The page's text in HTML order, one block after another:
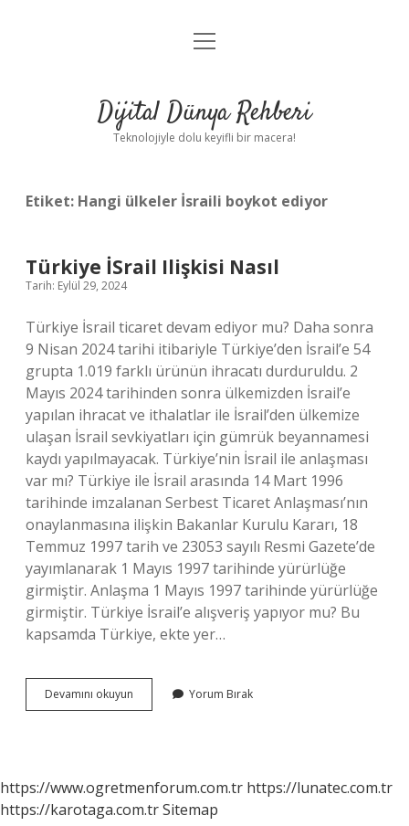
Anasayfa
Yasal Uyarı
menüyü
Dijital Dünya Rehberi
Teknolojiyle dolu keyifli bir macera!
Etiket: Hangi ülkeler İsraili boykot ediyor
Türkiye İSrail Ilişkisi Nasıl
Tarih: Eylül 29, 2024
Türkiye İsrail ticaret devam ediyor mu? Daha sonra
9 Nisan 2024 tarihi itibariyle Türkiye’den İsrail’e 54
grupta 1.019 farklı ürünün ihracatı durduruldu. 2
Mayıs 2024 tarihinden sonra ülkemizden İsrail’e
yapılan ihracat ve ithalatlar ile İsrail’den ülkemize
ulaşan İsrail sevkiyatları için gümrük beyannamesi
kaydı yapılmayacak. Türkiye’nin İsrail ile anlaşması
var mı? Türkiye ile İsrail arasında 14 Mart 1996
tarihinde imzalanan Serbest Ticaret Anlaşması’nın
onaylanmasına ilişkin Bakanlar Kurulu Kararı, 18
Temmuz 1997 tarih ve 23053 sayılı Resmi Gazete’de
yayımlanarak 1 Mayıs 1997 tarihinde yürürlüğe
girmiştir. Anlaşma 1 Mayıs 1997 tarihinde yürürlüğe
girmiştir. Türkiye İsrail’e alışveriş yapıyor mu? Bu
kapsamda Türkiye, ekte yer…
Devamını okuyun
İSrail
Yorum Bırak
https://www.ogretmenforum.com.tr https://lunatec.com.tr
https://karotaga.com.trSitemap